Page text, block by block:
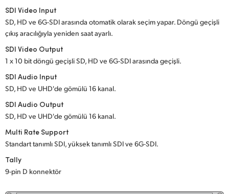
Netherlands
New Zealand
Norway
Poland
Singapore
South Africa
SDI Video Input
SD, HD ve 6G-SDI arasında otomatik olarak seçim yapar. Döngü geçişli
çıkış aracılığıyla yeniden saat ayarlı.
SDI Video Output
1 x 10 bit döngü geçişli SD, HD ve 6G-SDI arasında geçişli.
SDI Audio Input
SD, HD ve UHD'de gömülü 16 kanal.
SDI Audio Output
SD, HD ve UHD'de gömülü 16 kanal.
Multi Rate Support
Standart tanımlı SDI, yüksek tanımlı SDI ve 6G-SDI.
Tally
9-pin D konnektör